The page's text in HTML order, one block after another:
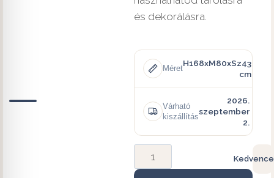
és dekorálásra.
Méret
H168xM80xSz43
cm
Várható
kiszállítás
2026.
szeptember
2.